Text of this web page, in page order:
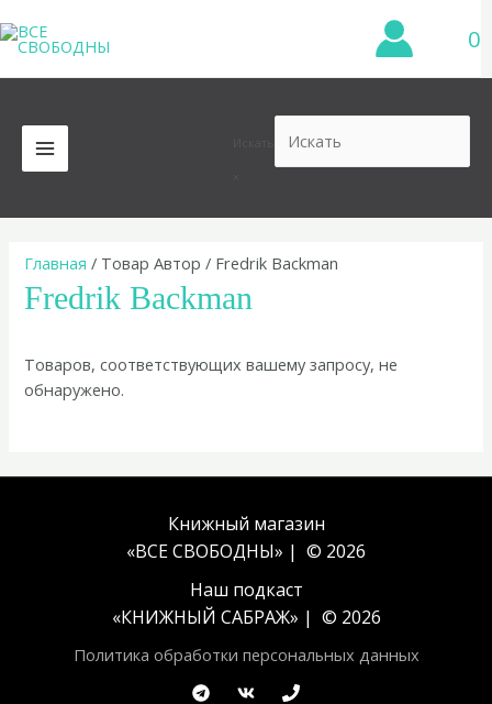
к
содержимому
0
MAIN
MENU
Главная / Товар Автор / Fredrik Backman
Fredrik Backman
Товаров, соответствующих вашему запросу, не
обнаружено.
Книжный магазин
«ВСЕ СВОБОДНЫ» | © 2026
Наш подкаст
«КНИЖНЫЙ САБРАЖ» | © 2026
Политика обработки персональных данных